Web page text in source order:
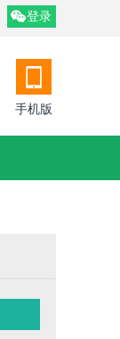
登录
手机版